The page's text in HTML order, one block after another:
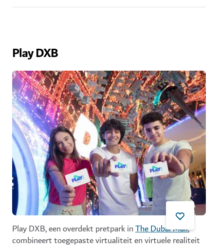
Play DXB
Play DXB, een overdekt pretpark inThe Dubai Mall,
combineert toegepaste virtualiteit en virtuele realiteit